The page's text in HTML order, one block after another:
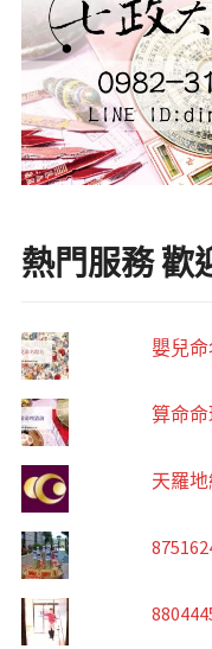
熱門服務 歡
嬰兒
算命
天羅